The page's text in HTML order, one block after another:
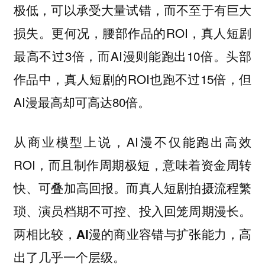
极低，可以承受大量试错，而不至于有巨大
损失。更何况，腰部作品的ROI，真人短剧
最高不过3倍，而AI漫则能跑出10倍。头部
作品中，真人短剧的ROI也跑不过15倍，但
AI漫最高却可高达80倍。
从商业模型上说，AI漫不仅能跑出高效
ROI，而且制作周期极短，意味着资金周转
快、可叠加高回报。而真人短剧拍摄流程繁
琐、演员档期不可控、投入回笼周期漫长。
两相比较， AI漫的商业容错与扩张能力，高
出了几乎一个层级。